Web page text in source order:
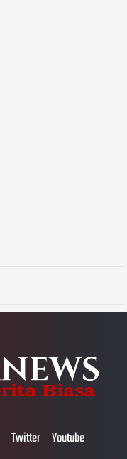
Twitter Youtube